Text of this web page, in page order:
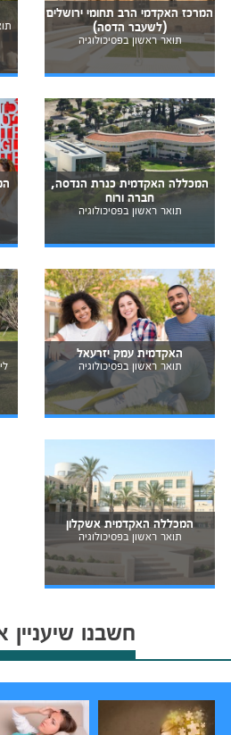
המרכז האקדמי הרב תחומי ירושלים
(לשעבר הדסה)
תואר ראשון בפסיכולוגיה
המכללה האקדמית כנרת הנדסה,
חברה ורוח
תואר ראשון בפסיכולוגיה
האקדמית עמק יזרעאל
תואר ראשון בפסיכולוגיה
המכללה האקדמית אשקלון
תואר ראשון בפסיכולוגיה
חשבנו